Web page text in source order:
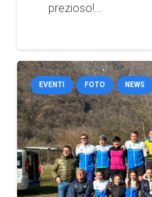
prezioso!…
EVENTI FOTO NEWS